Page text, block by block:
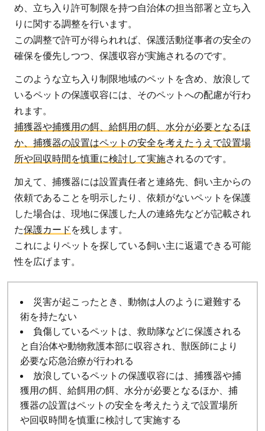
ッ
ト
の
救
は
飼
い
主
に
と
っ
て
も
大
切
な
め、立ち入り許可制限を持つ自治体の担当部署と立ち入
りに関する調整を行います。
この調整で許可が得られれば、保護活動従事者の安全の
確保を優先しつつ、保護収容が実施されるのです。
このような立ち入り制限地域のペットを含め、放浪して
いるペットの保護収容には、そのペットへの配慮が行わ
れます。
捕獲器や捕獲用の餌、給餌用の餌、水分が必要となるほ
か、捕獲器の設置はペットの安全を考えたうえで設置場
所や回収時間を慎重に検討して実施されるのです。
加えて、捕獲器には設置責任者と連絡先、飼い主からの
依頼であることを明示したり、依頼がないペットを保護
した場合は、現地に保護した人の連絡先などが記載され
た保護カード を残します。
これによりペットを探している飼い主に返還できる可能
性を広げます。
災害が起こったとき、動物は人のように避難する
術を持たない
負傷しているペットは、救助隊などに保護される
と自治体や動物救護本部に収容され、獣医師により
必要な応急治療が行われる
放浪しているペットの保護収容には、捕獲器や捕
獲用の餌、給餌用の餌、水分が必要となるほか、捕
獲器の設置はペットの安全を考えたうえで設置場所
や回収時間を慎重に検討して実施する